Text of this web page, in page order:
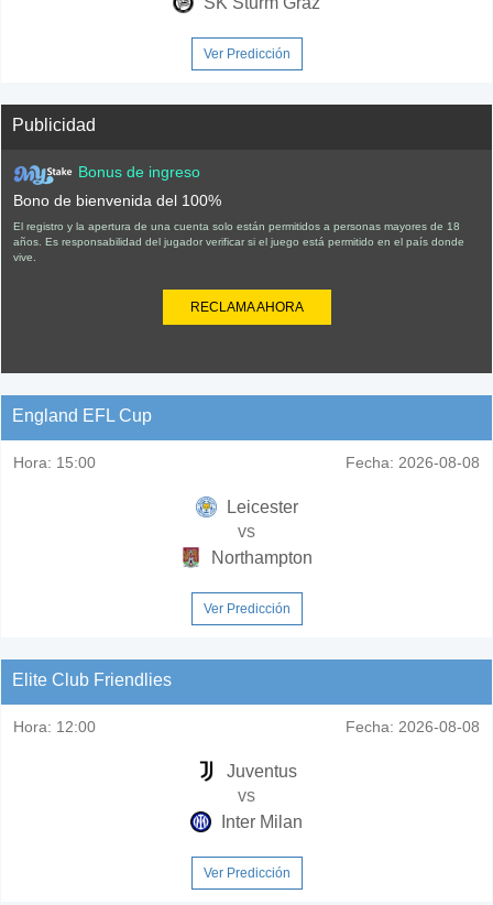
Ver Predicción
Publicidad
Bonus de ingreso
Bono de bienvenida del 100%
El registro y la apertura de una cuenta solo están permitidos a personas mayores de 18
años. Es responsabilidad del jugador verificar si el juego está permitido en el país donde
vive.
RECLAMA AHORA
England EFL Cup
Hora: 15:00 Fecha: 2026-08-08
Leicester
vs
Northampton
Ver Predicción
Elite Club Friendlies
Hora: 12:00 Fecha: 2026-08-08
Juventus
vs
Inter Milan
Ver Predicción